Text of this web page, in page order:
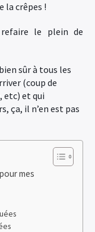
la crêpes !
le plein de
sûr à tous les
(coup de
etc) et qui
ça, il n’en est pas
mes